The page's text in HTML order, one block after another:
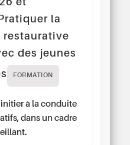
et
la
des jeunes
FORMATION
à la conduite
dans un cadre